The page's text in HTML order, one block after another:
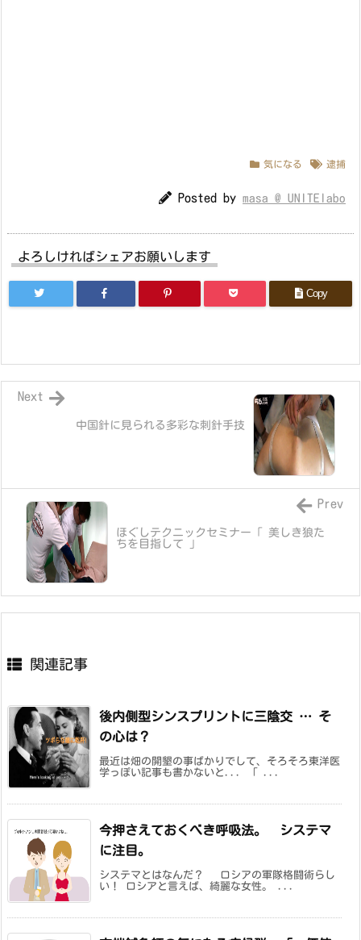
気になる 逮捕
Posted by masa @ UNITElabo
よろしければシェアお願いします
Copy
中国針に見られる多彩な刺針手技
Next
ほぐしテクニックセミナー「 美しき狼た
ちを目指して 」
Prev
関連記事
後内側型シンスプリントに三陰交 … そ
の心は？
最近は畑の開墾の事ばかりでして、そろそろ東洋医
学っぽい記事も書かないと... 「 ...
今押さえておくべき呼吸法。 システマ
に注目。
システマとはなんだ？ ロシアの軍隊格闘術らし
い！ ロシアと言えば、綺麗な女性。 ...